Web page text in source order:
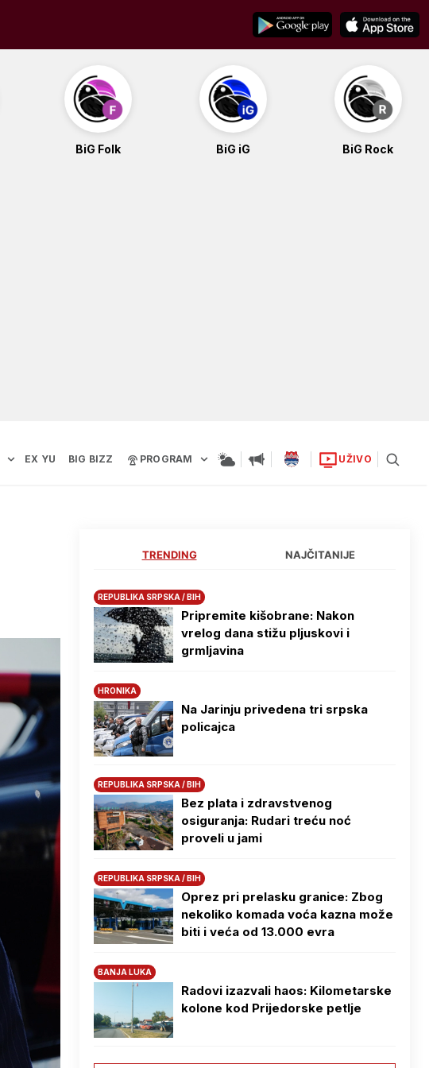
BiG Folk BiG iG BiG Rock
EX YU BIG BIZZ PROGRAM UŽIVO
TRENDING NAJČITANIJE
REPUBLIKA SRPSKA / BIH
Pripremite kišobrane: Nakon
vrelog dana stižu pljuskovi i
grmljavina
HRONIKA
Na Јarinju privedena tri srpska
policajca
REPUBLIKA SRPSKA / BIH
Bez plata i zdravstvenog
osiguranja: Rudari treću noć
proveli u jami
REPUBLIKA SRPSKA / BIH
Oprez pri prelasku granice: Zbog
nekoliko komada voća kazna može
biti i veća od 13.000 evra
BANJA LUKA
Radovi izazvali haos: Kilometarske
kolone kod Prijedorske petlje